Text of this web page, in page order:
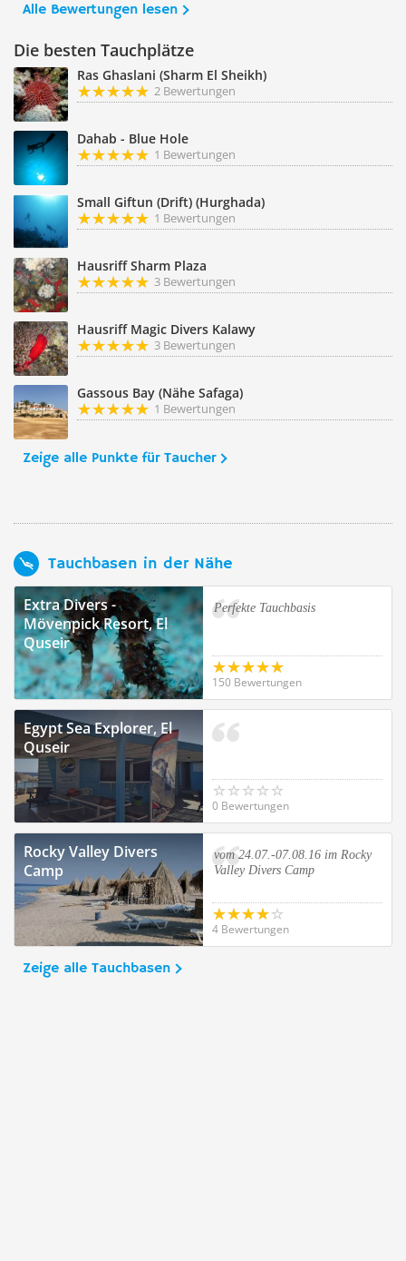
Alle Bewertungen lesen
Die besten Tauchplätze
Ras Ghaslani (Sharm El Sheikh)
2 Bewertungen
Dahab - Blue Hole
1 Bewertungen
Small Giftun (Drift) (Hurghada)
1 Bewertungen
Hausriff Sharm Plaza
3 Bewertungen
Hausriff Magic Divers Kalawy
3 Bewertungen
Gassous Bay (Nähe Safaga)
1 Bewertungen
Zeige alle Punkte für Taucher
Tauchbasen in der Nähe
Extra Divers -
Mövenpick Resort, El
Quseir
Perfekte Tauchbasis
150 Bewertungen
Egypt Sea Explorer, El
Quseir
0 Bewertungen
Rocky Valley Divers
Camp
vom 24.07.-07.08.16 im Rocky
Valley Divers Camp
4 Bewertungen
Zeige alle Tauchbasen